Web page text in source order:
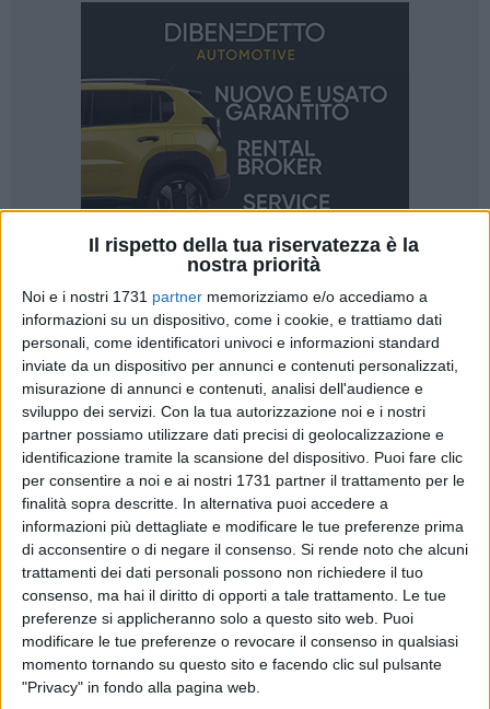
Il rispetto della tua riservatezza è la
nostra priorità
Noi e i nostri 1731 partner memorizziamo e/o accediamo a
informazioni su un dispositivo, come i cookie, e trattiamo dati
personali, come identificatori univoci e informazioni standard
inviate da un dispositivo per annunci e contenuti personalizzati,
misurazione di annunci e contenuti, analisi dell'audience e
sviluppo dei servizi. Con la tua autorizzazione noi e i nostri
partner possiamo utilizzare dati precisi di geolocalizzazione e
identificazione tramite la scansione del dispositivo. Puoi fare clic
per consentire a noi e ai nostri 1731 partner il trattamento per le
finalità sopra descritte. In alternativa puoi accedere a
informazioni più dettagliate e modificare le tue preferenze prima
di acconsentire o di negare il consenso. Si rende noto che alcuni
trattamenti dei dati personali possono non richiedere il tuo
consenso, ma hai il diritto di opporti a tale trattamento. Le tue
preferenze si applicheranno solo a questo sito web. Puoi
modificare le tue preferenze o revocare il consenso in qualsiasi
momento tornando su questo sito e facendo clic sul pulsante
"Privacy" in fondo alla pagina web.
3266
A cura di
IDA VINELLA
A guardarla così sembrerebbe un'opera di street art
qualunque,molto semplice, anche di dimensioni molto
contenute visti i precedenti interventi su grande formato
firmati dalpittore barlettano Borgiac. E invece questa volta
il maestro, nel dipingere qualcosa di così facile e quotidiano,
ha forse impresso ilpiù potente messaggioche l'arte possa
insegnare. Quello di potercambiare il mondo.
Così quella terribilesvasticache da giorni imbruttiva un
muro nei giardini De Nittis, a pochi passi dalla stazione, si è
trasformata in una radiosafinestra aperta sul mare